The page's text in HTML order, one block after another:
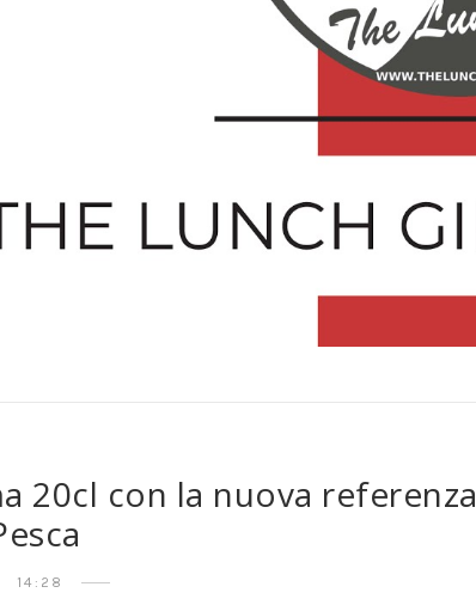
20cl con la nuova referenza
14:28